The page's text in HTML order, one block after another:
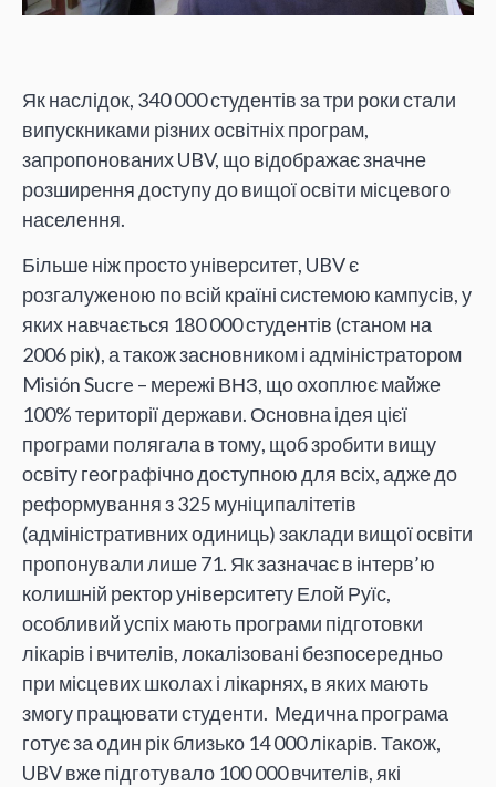
Як наслідок, 340 000 студентів за три роки стали
випускниками різних освітніх програм,
запропонованих UBV, що відображає значне
розширення доступу до вищої освіти місцевого
населення.
Більше ніж просто університет, UBV є
розгалуженою по всій країні системою кампусів, у
яких навчається 180 000 студентів (станом на
2006 рік), а також засновником і адміністратором
Misión Sucre – мережі ВНЗ, що охоплює майже
100% території держави. Основна ідея цієї
програми полягала в тому, щоб зробити вищу
освіту географічно доступною для всіх, адже до
реформування з 325 муніципалітетів
(адміністративних одиниць) заклади вищої освіти
пропонували лише 71. Як зазначає в інтерв’ю
колишній ректор університету Елой Руїс,
особливий успіх мають програми підготовки
лікарів і вчителів, локалізовані безпосередньо
при місцевих школах і лікарнях, в яких мають
змогу працювати студенти. Медична програма
готує за один рік близько 14 000 лікарів. Також,
UBV вже підготувало 100 000 вчителів, які